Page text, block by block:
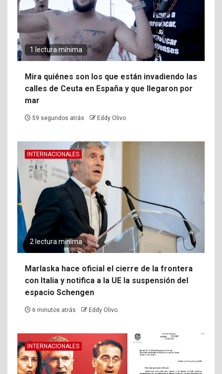
1 lectura mínima
Mira quiénes son los que están invadiendo las
calles de Ceuta en España y que llegaron por
mar
59 segundos atrás Eddy Olivo
INTERNACIONALES
2 lectura mínima
Marlaska hace oficial el cierre de la frontera
con Italia y notifica a la UE la suspensión del
espacio Schengen
6 minutos atrás Eddy Olivo
INTERNACIONALES